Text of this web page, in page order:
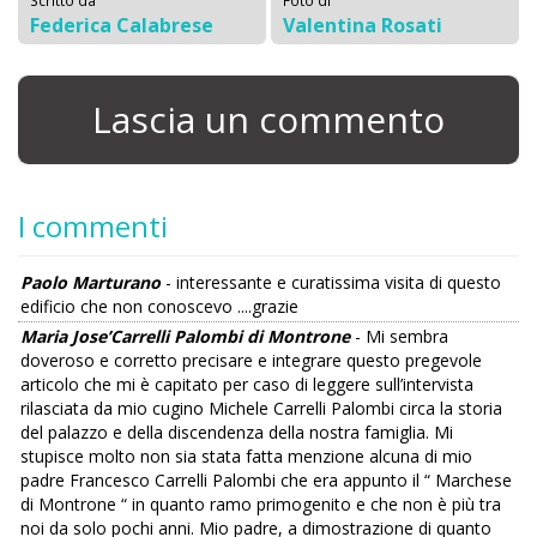
Federica Calabrese Valentina Rosati
Lascia un commento
I commenti
Paolo Marturano- interessante e curatissima visita di questo
edificio che non conoscevo ....grazie
Maria Jose’Carrelli Palombi di Montrone- Mi sembra
doveroso e corretto precisare e integrare questo pregevole
articolo che mi è capitato per caso di leggere sull’intervista
rilasciata da mio cugino Michele Carrelli Palombi circa la storia
del palazzo e della discendenza della nostra famiglia. Mi
stupisce molto non sia stata fatta menzione alcuna di mio
padre Francesco Carrelli Palombi che era appunto il “ Marchese
di Montrone “ in quanto ramo primogenito e che non è più tra
noi da solo pochi anni. Mio padre, a dimostrazione di quanto